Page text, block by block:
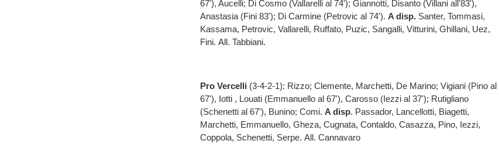
67'), Aucelli; Di Cosmo (Vallarelli al 74'); Giannotti, Disanto (Villani all'83'),
Anastasia (Fini 83'); Di Carmine (Petrovic al 74'). A disp. Santer, Tommasi,
Kassama, Petrovic, Vallarelli, Ruffato, Puzic, Sangalli, Vitturini, Ghillani, Uez,
Fini. All. Tabbiani.
Pro Vercelli (3-4-2-1): Rizzo; Clemente, Marchetti, De Marino; Vigiani (Pino al
67'), Iotti , Louati (Emmanuello al 67'), Carosso (Iezzi al 37'); Rutigliano
(Schenetti al 67'), Bunino; Comi. A disp. Passador, Lancellotti, Biagetti,
Marchetti, Emmanuello, Gheza, Cugnata, Contaldo, Casazza, Pino, Iezzi,
Coppola, Schenetti, Serpe. All. Cannavaro